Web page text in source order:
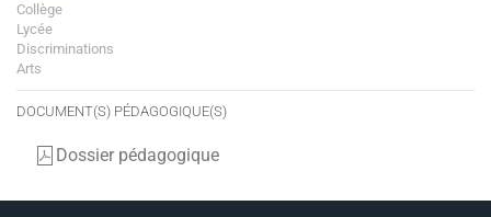
Collège
Lycée
Discriminations
Arts
DOCUMENT(S) PÉDAGOGIQUE(S)
Dossier pédagogique